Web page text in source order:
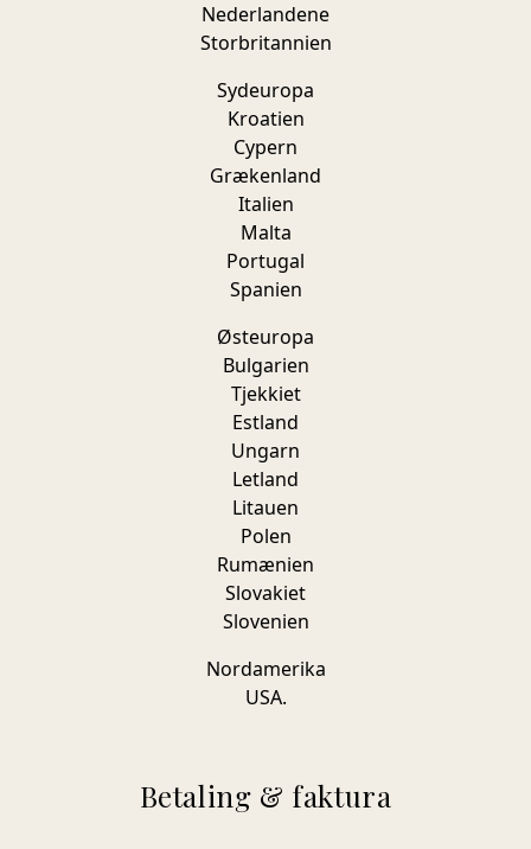
Nederlandene
Storbritannien
Sydeuropa
Kroatien
Cypern
Grækenland
Italien
Malta
Portugal
Spanien
Østeuropa
Bulgarien
Tjekkiet
Estland
Ungarn
Letland
Litauen
Polen
Rumænien
Slovakiet
Slovenien
Nordamerika
USA.
Betaling & faktura